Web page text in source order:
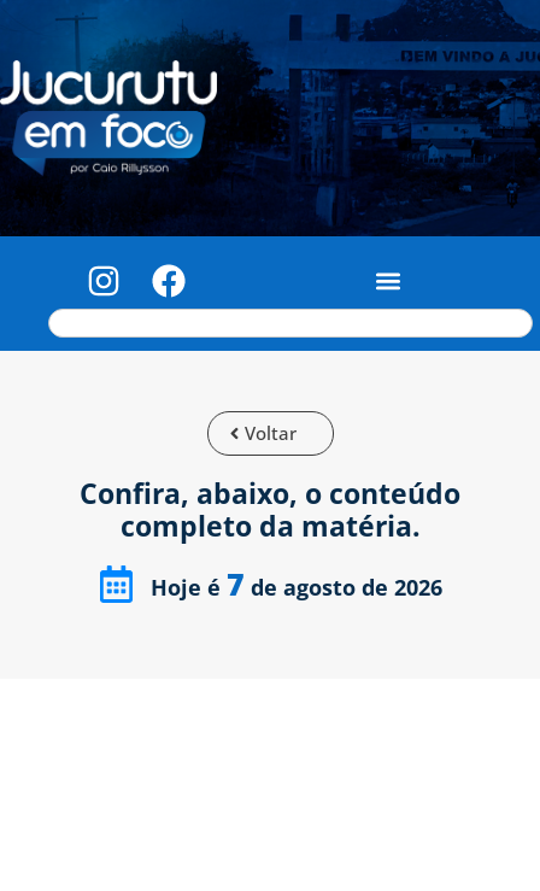
Voltar
Confira, abaixo, o conteúdo
completo da matéria.
Hoje é 7 de agosto de 2026